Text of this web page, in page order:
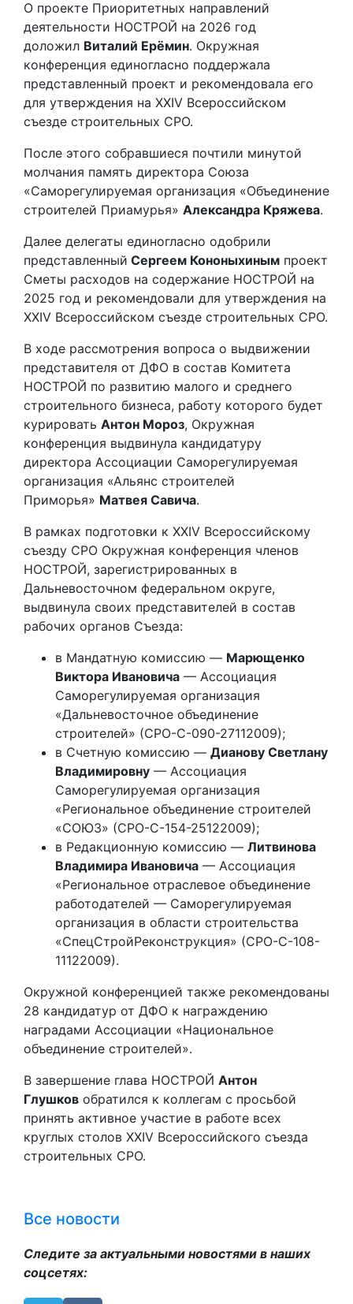
О проекте Приоритетных направлений
деятельности НОСТРОЙ на 2026 год
доложил Виталий Ерёмин. Окружная
конференция единогласно поддержала
представленный проект и рекомендовала его
для утверждения на XXIV Всероссийском
съезде строительных СРО.
После этого собравшиеся почтили минутой
молчания память директора Союза
«Саморегулируемая организация «Объединение
строителей Приамурья» Александра Кряжева.
Далее делегаты единогласно одобрили
представленный Сергеем Кононыхиным проект
Сметы расходов на содержание НОСТРОЙ на
2025 год и рекомендовали для утверждения на
XXIV Всероссийском съезде строительных СРО.
В ходе рассмотрения вопроса о выдвижении
представителя от ДФО в состав Комитета
НОСТРОЙ по развитию малого и среднего
строительного бизнеса, работу которого будет
курировать Антон Мороз, Окружная
конференция выдвинула кандидатуру
директора Ассоциации Саморегулируемая
организация «Альянс строителей
Приморья» Матвея Савича.
В рамках подготовки к XXIV Всероссийскому
съезду СРО Окружная конференция членов
НОСТРОЙ, зарегистрированных в
Дальневосточном федеральном округе,
выдвинула своих представителей в состав
рабочих органов Съезда:
в Мандатную комиссию — Марющенко
Виктора Ивановича — Ассоциация
Саморегулируемая организация
«Дальневосточное объединение
строителей» (СРО-С-090-27112009);
в Счетную комиссию — Дианову Светлану
Владимировну — Ассоциация
Саморегулируемая организация
«Региональное объединение строителей
«СОЮЗ» (СРО-С-154-25122009);
в Редакционную комиссию — Литвинова
Владимира Ивановича — Ассоциация
«Региональное отраслевое объединение
работодателей — Саморегулируемая
организация в области строительства
«СпецСтройРеконструкция» (СРО-С-108-
11122009).
Окружной конференцией также рекомендованы
28 кандидатур от ДФО к награждению
наградами Ассоциации «Национальное
объединение строителей».
В завершение глава НОСТРОЙ Антон
Глушков обратился к коллегам с просьбой
принять активное участие в работе всех
круглых столов XXIV Всероссийского съезда
строительных СРО.
Все новости
Следите за актуальными новостями в наших
соцсетях: